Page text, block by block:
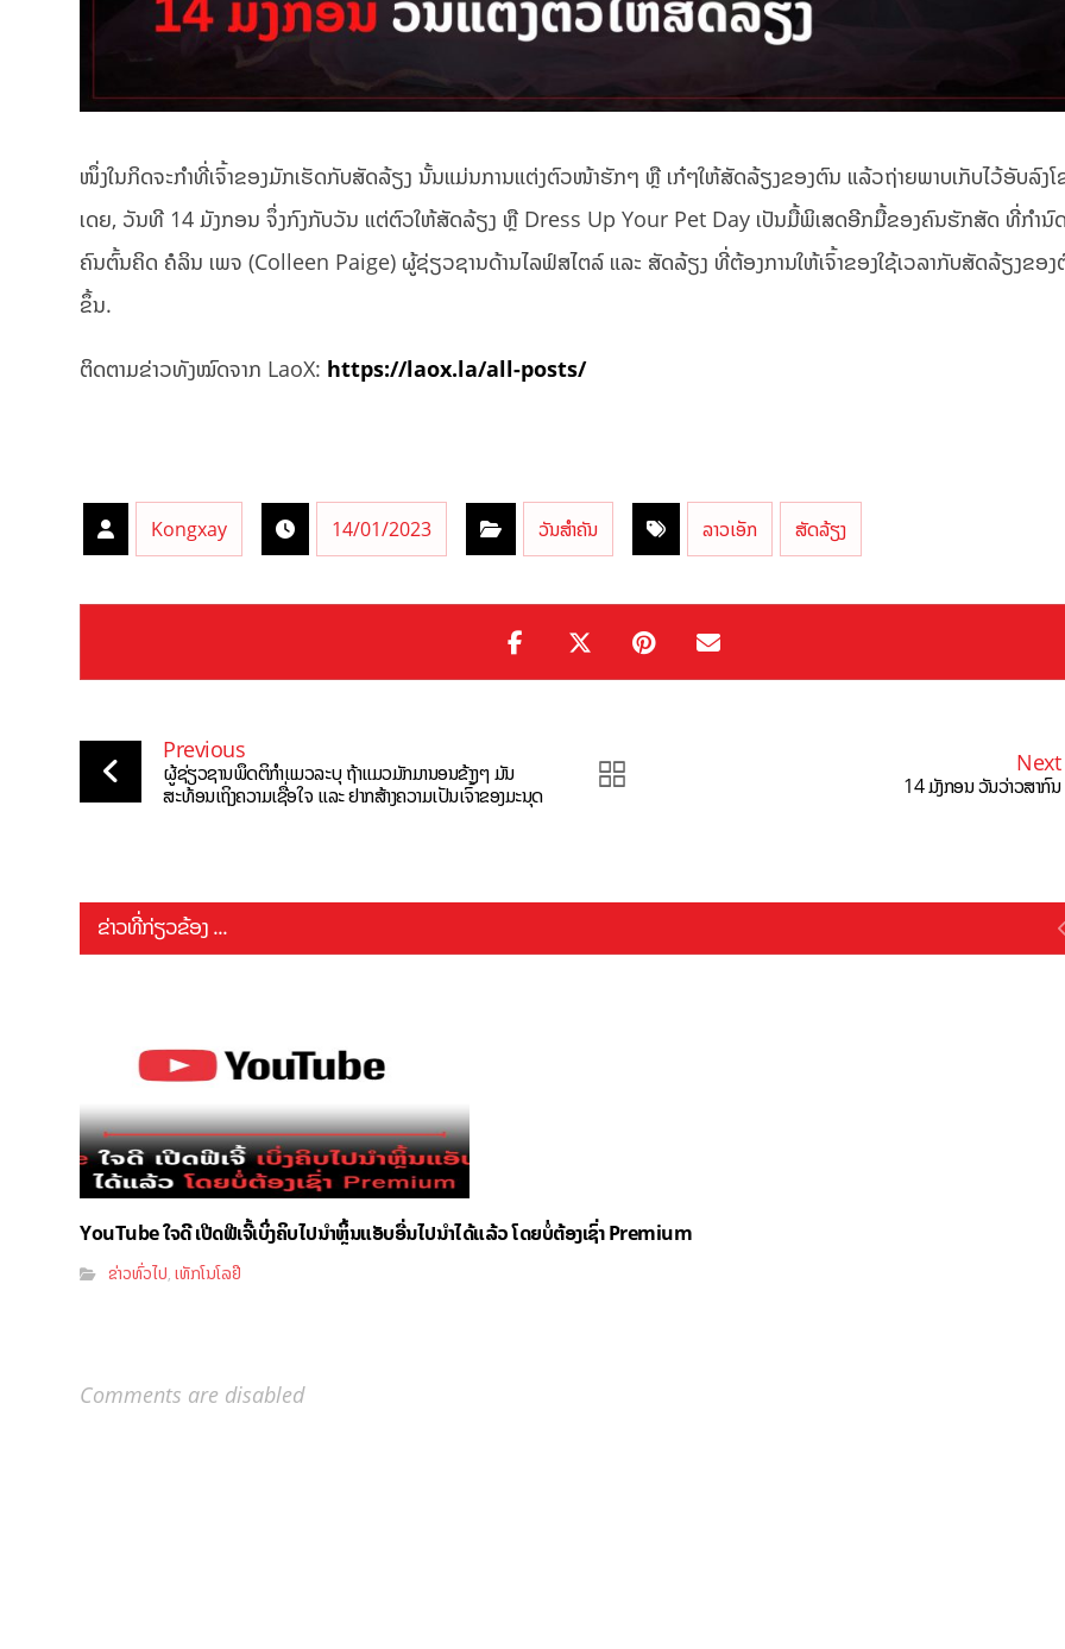
ໜຶ່ງໃນກິດຈະກຳທີ່ເຈົ້າຂອງມັກເຮັດກັບສັດລ້ຽງ ນັ້ນແມ່ນການແຕ່ງຕົວໜ້າຮັກໆ ຫຼື ເກ໋ໆໃຫ້ສັດລ້ຽງຂອງຕົນ ແລ້ວຖ່າຍພາບເກັບໄວ້ອັບລົງ
ເດຍ, ວັນທີ 14 ມັງກອນ ຈຶ່ງກົງກັບວັນ ແຕ່ຕົວໃຫ້ສັດລ້ຽງ ຫຼື Dress Up Your Pet Day ເປັນມື້ພິເສດອີກມື້ຂອງຄົນຮັກສັດ ທີ່ກຳນົ
ຄົນຕົ້ນຄິດ ຄໍລິນ ເພຈ (Colleen Paige) ຜູ້ຊ່ຽວຊານດ້ານໄລຟ໌ສໄຕລ໌ ແລະ ສັດລ້ຽງ ທີ່ຕ້ອງການໃຫ້ເຈົ້າຂອງໃຊ້ເວລາກັບສັດລ້ຽງຂອງ
ຂຶ້ນ.
ຕິດຕາມຂ່າວທັງໝົດຈາກ LaoX: https://laox.la/all-posts/
Kongxay 14/01/2023 ວັນສຳຄັນ ລາວເອັກ ສັດລ້ຽງ
Previous
ຜູ້ຊ່ຽວຊານພຶດຕິກຳແມວລະບຸ ຖ້າແມວມັກມານອນຂ້າງໆ ມັນ
ສະທ້ອນເຖິງຄວາມເຊື່ອໃຈ ແລະ ຢາກສ້າງຄວາມເປັນເຈົ້າຂອງມະນຸດ
Next
14 ມັງກອນ ວັນວ່າວສາກົນ
ຂ່າວທີ່ກ່ຽວຂ້ອງ ...
YouTube ໃຈດີ ເປີດຟີເຈີ້ເບິ່ງຄິບໄປນຳຫຼິ້ນແອັບອື່ນໄປນຳໄດ້ແລ້ວ ໂດຍບໍ່ຕ້ອງເຊົ່າ Premium
ຂ່າວທົ່ວໄປ,ເທັກໂນໂລຢີ
Comments are disabled